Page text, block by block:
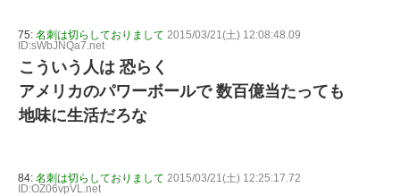
75: 名刺は切らしておりまして 2015/03/21(土) 12:08:48.09
ID:sWbJNQa7.net
こういう人は 恐らく
アメリカのパワーボールで 数百億当たっても
地味に生活だろな
84: 名刺は切らしておりまして 2015/03/21(土) 12:25:17.72
ID:OZ06vpVL.net